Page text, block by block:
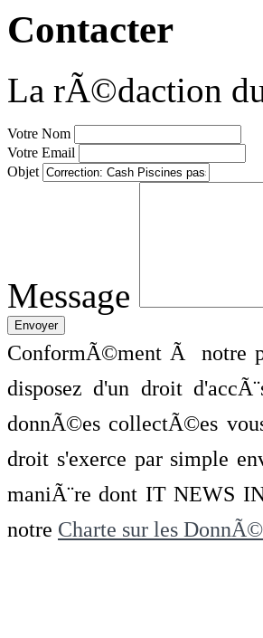
Contacter
La rÃ©daction
Votre Nom
Votre Email
Objet
Message
ConformÃ©ment Ã notre
disposez d'un droit
donnÃ©es collectÃ©es
droit s'exerce par simple
maniÃ¨re dont IT NEWS
notre Charte sur les